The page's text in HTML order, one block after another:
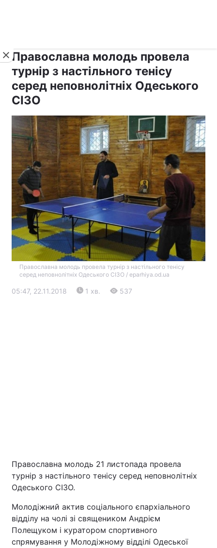
Дніпро Харків
Спорт Наука
Православна молодь провела
турнір з настільного тенісу
серед неповнолітніх Одеського
СІЗО
Православна молодь провела турнір з настільного тенісу
серед неповнолітніх Одеського СІЗО / eparhiya.od.ua
05:47, 22.11.2018 1 хв. 537
Православна молодь 21 листопада провела
турнір з настільного тенісу серед неповнолітніх
Одеського СІЗО.
Молодіжний актив соціального єпархіального
відділу на чолі зі священиком Андрієм
Полещуком і куратором спортивного
спрямування у Молодіжному відділі Одеської